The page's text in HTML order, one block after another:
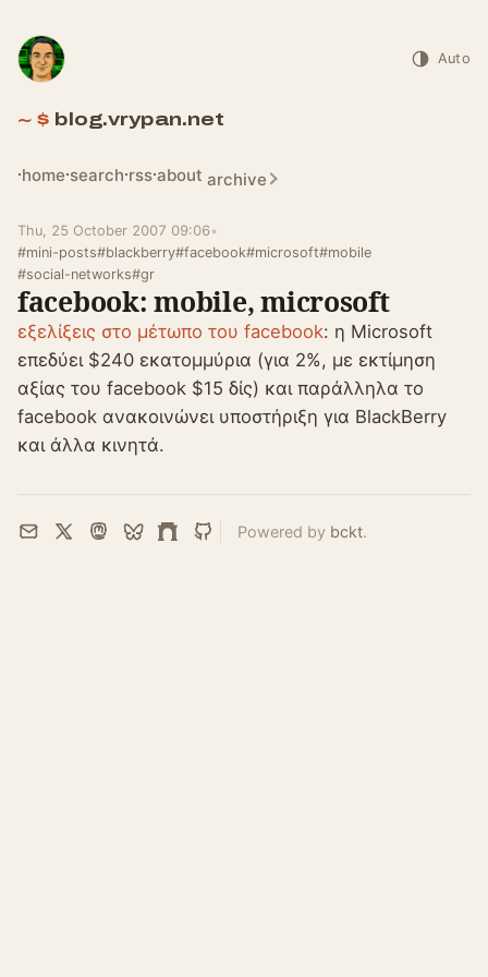
blog.vrypan.net
home search rss about archive
Auto
Thu, 25 October 2007 09:06 •
#mini-posts#blackberry#facebook#microsoft#mobile
#social-networks#gr
facebook: mobile, microsoft
εξελίξεις στο μέτωπο του facebook: η Microsoft
επεδύει $240 εκατομμύρια (για 2%, με εκτίμηση
αξίας του facebook $15 δίς) και παράλληλα το
facebook ανακοινώνει υποστήριξη για BlackBerry
και άλλα κινητά.
Email
X Mastodon
BlueskyFarcaster
GitHub
Powered by bckt.